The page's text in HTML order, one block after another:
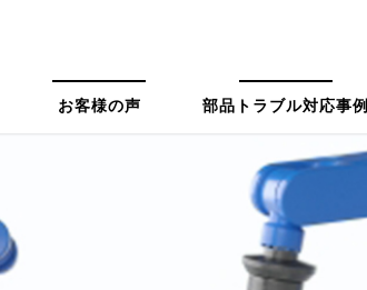
お客様の声 部品トラブル対応事例